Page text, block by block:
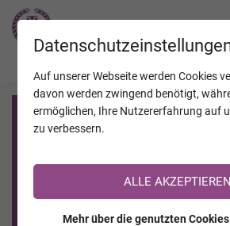
Registrierung auf
Sie sind noch nicht auf
>> zur kostenlosen
Auf unserer Webseite werden Cookies
davon werden zwingend benötigt,
ermöglichen, Ihre Nutzererfahrung auf
zu verbessern.
ALLE AKZEPTIEREN
Mehr über die genutzten
JAHRESTAGE KALENDER